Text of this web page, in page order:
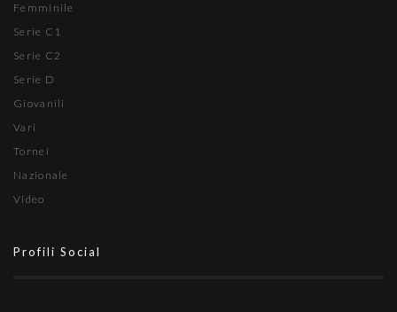
Femminile
Serie C1
Serie C2
Serie D
Giovanili
Vari
Tornei
Nazionale
Video
Profili Social